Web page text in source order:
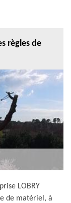
règles de
LOBRY
de matériel, à